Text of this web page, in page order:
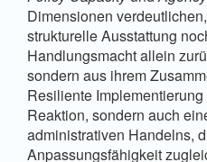
Dimensionen
strukturelle Ausstattung
Handlungsmacht allein
sondern aus ihrem
Resiliente
Reaktion, sondern auch
administrativen Handelns,
Anpassungsfähigkeit